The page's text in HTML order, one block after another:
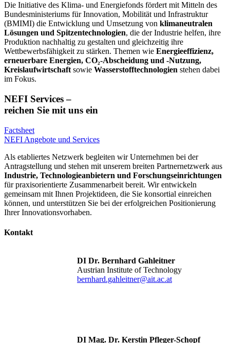
Die Initiative des Klima- und Energiefonds fördert mit Mitteln des
Bundesministeriums für Innovation, Mobilität und Infrastruktur
(BMIMI) die Entwicklung und Umsetzung von klimaneutralen
Lösungen und Spitzentechnologien, die der Industrie helfen, ihre
Produktion nachhaltig zu gestalten und gleichzeitig ihre
Wettbewerbsfähigkeit zu stärken. Themen wie Energieeffizienz,
erneuerbare Energien, CO₂-Abscheidung und -Nutzung,
Kreislaufwirtschaft sowie Wasserstofftechnologien stehen dabei
im Fokus.
NEFI Services –
reichen Sie mit uns ein
Factsheet
NEFI Angebote und Services
Als etabliertes Netzwerk begleiten wir Unternehmen bei der
Antragstellung und stehen mit unserem breiten Partnernetzwerk aus
Industrie, Technologieanbietern und Forschungseinrichtungen
für praxisorientierte Zusammenarbeit bereit. Wir entwickeln
gemeinsam mit Ihnen Projektideen, die Sie konsortial einreichen
können, und unterstützen Sie bei der erfolgreichen Positionierung
Ihrer Innovationsvorhaben.
Kontakt
DI Dr. Bernhard Gahleitner
Austrian Institute of Technology
bernhard.gahleitner@ait.ac.at
DI Mag. Dr. Kerstin Pfleger-Schopf